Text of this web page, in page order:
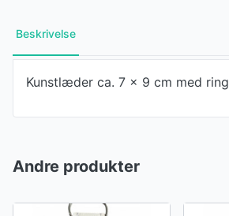
Beskrivelse
Kunstlæder ca. 7 x 9 cm med ring
Andre produkter